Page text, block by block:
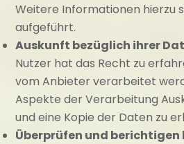
Weitere Informationen hierzu
aufgeführt.
Auskunft bezüglich ihrer
Nutzer hat das Recht zu
vom Anbieter verarbeitet
Aspekte der Verarbeitung
und eine Kopie der Daten zu
Überprüfen und berichtigen